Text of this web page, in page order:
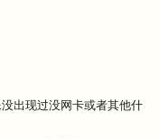
出现过没网卡或者其他什